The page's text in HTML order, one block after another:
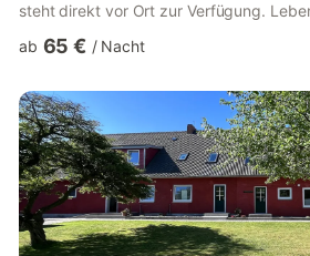
steht direkt vor Ort zur Verfügung.
Anreise erfolgt mit der Fähre, und ein
durch die Hausdame vor Ort. Bitte
unter“ fährt keine Fähre, und An- bzw.
möglich.
ab 65 € / Nacht